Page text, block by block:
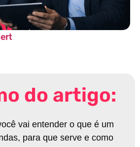
do artigo:
vai entender o que é um
para que serve e como